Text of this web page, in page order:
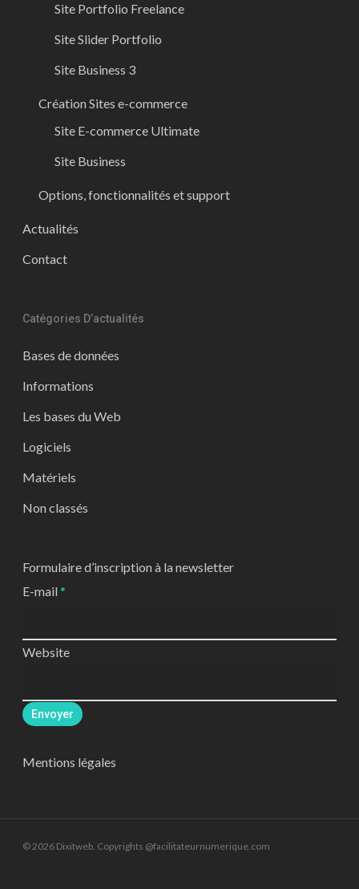
Site Portfolio Freelance
Site Slider Portfolio
Site Business 3
Création Sites e-commerce
Site E-commerce Ultimate
Site Business
Options, fonctionnalités et support
Actualités
Contact
Catégories D’actualités
Bases de données
Informations
Les bases du Web
Logiciels
Matériels
Non classés
Formulaire d’inscription à la newsletter
E-mail *
Website
Envoyer
Mentions légales
© 2026 Dixitweb. Copyrights @facilitateurnumerique.com